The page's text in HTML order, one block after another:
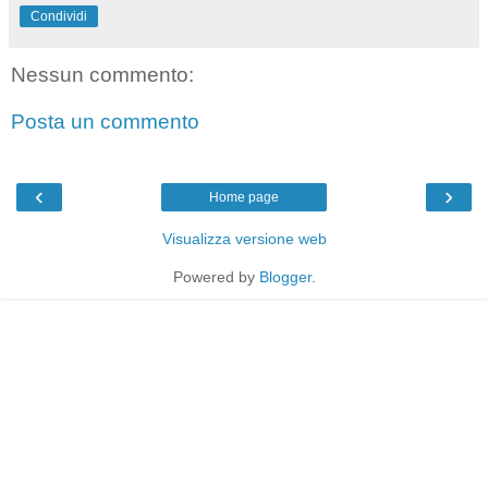
Condividi
Nessun commento:
Posta un commento
‹ ›
Home page
Visualizza versione web
Powered by Blogger.